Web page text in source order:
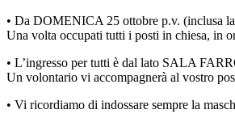
• Da DOMENICA 25 ottobre p.v. (inclusa la
Una volta occupati tutti i posti in chiesa, in
• L’ingresso per tutti è dal lato SALA
Un volontario vi accompagnerà al vostro
• Vi ricordiamo di indossare sempre la